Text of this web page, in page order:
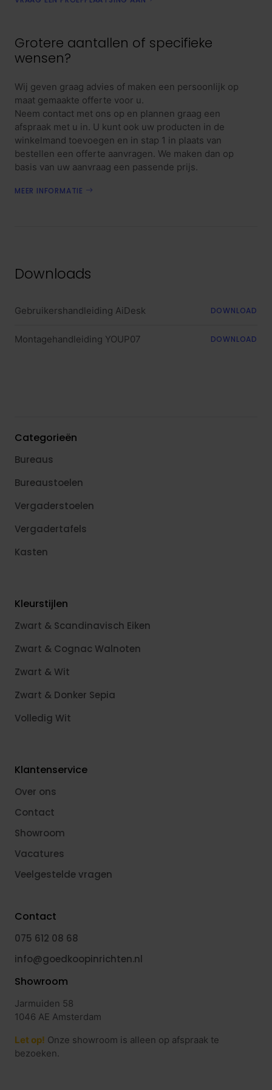
Grotere aantallen of specifieke
wensen?
Wij geven graag advies of maken een persoonlijk op
maat gemaakte offerte voor u.
Neem contact met ons op en plannen graag een
afspraak met u in. U kunt ook uw producten in de
winkelmand toevoegen en in stap 1 in plaats van
bestellen een offerte aanvragen. We maken dan op
basis van uw aanvraag een passende prijs.
MEER INFORMATIE
Downloads
Gebruikershandleiding AiDesk DOWNLOAD
Montagehandleiding YOUP07 DOWNLOAD
Categorieën
Bureaus
Bureaustoelen
Vergaderstoelen
Vergadertafels
Kasten
Kleurstijlen
Zwart & Scandinavisch Eiken
Zwart & Cognac Walnoten
Zwart & Wit
Zwart & Donker Sepia
Volledig Wit
Klantenservice
Over ons
Contact
Showroom
Vacatures
Veelgestelde vragen
Contact
075 612 08 68
info@goedkoopinrichten.nl
Showroom
Jarmuiden 58
1046 AE Amsterdam
Let op! Onze showroom is alleen op afspraak te
bezoeken.